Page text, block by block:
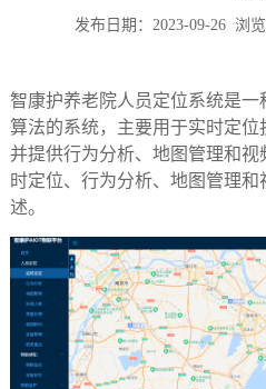
发布日期：2023-09-26 浏
智康护养老院人员定位系统是
算法的系统，主要用于实时定位
并提供行为分析、地图管理和
时定位、行为分析、地图管理
述。